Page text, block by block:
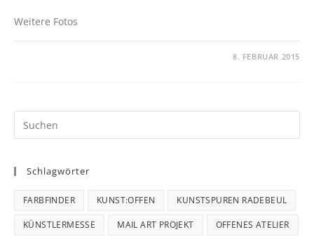
Weitere Fotos
8. FEBRUAR 2015
Schlagwörter
FARBFINDER KUNST:OFFEN KUNSTSPUREN RADEBEUL
KÜNSTLERMESSE MAIL ART PROJEKT OFFENES ATELIER